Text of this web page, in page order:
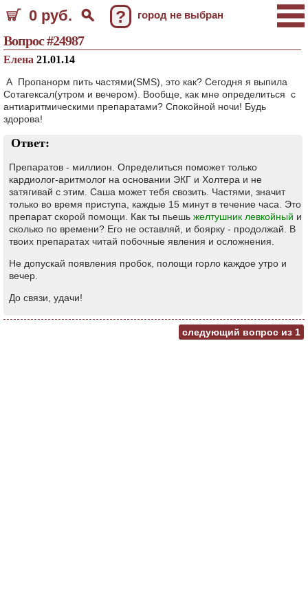
0 руб. ? город не выбран
Вопрос #24987
Елена 21.01.14
А Пропанорм пить частями(SMS), это как? Сегодня я выпила
Сотагексал(утром и вечером). Вообще, как мне определиться с
антиаритмическими препаратами? Спокойной ночи! Будь
здорова!
Ответ:
Препаратов - миллион. Определиться поможет только
кардиолог-аритмолог на основании ЭКГ и Холтера и не
затягивай с этим. Саша может тебя свозить. Частями, значит
только во время приступа, каждые 15 минут в течение часа. Это
препарат скорой помощи. Как ты пьешь желтушник левкойный и
сколько по времени? Его не оставляй, и боярку - продолжай. В
твоих препаратах читай побочные явления и осложнения.
Не допускай появления пробок, полощи горло каждое утро и
вечер.
До связи, удачи!
следующий вопрос из 1